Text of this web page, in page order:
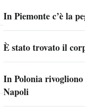
In Piemonte c’è la
È stato trovato il
In Polonia
Napoli